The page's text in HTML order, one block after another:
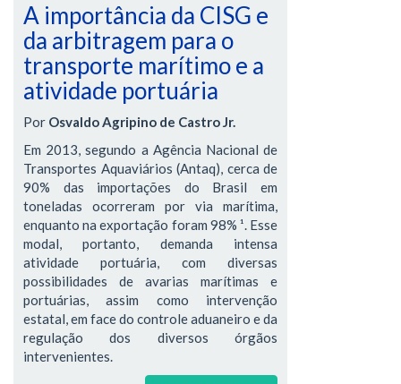
A importância da CISG e
da arbitragem para o
transporte marítimo e a
atividade portuária
Por Osvaldo Agripino de Castro Jr.
Em 2013, segundo a Agência Nacional de
Transportes Aquaviários (Antaq), cerca de
90% das importações do Brasil em
toneladas ocorreram por via marítima,
enquanto na exportação foram 98% ¹. Esse
modal, portanto, demanda intensa
atividade portuária, com diversas
possibilidades de avarias marítimas e
portuárias, assim como intervenção
estatal, em face do controle aduaneiro e da
regulação dos diversos órgãos
intervenientes.